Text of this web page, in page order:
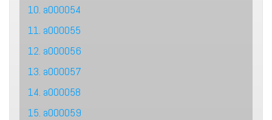
10. a000054
11. a000055
12. a000056
13. a000057
14. a000058
15. a000059